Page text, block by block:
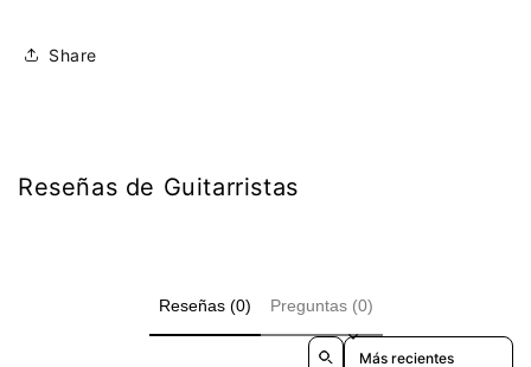
Share
Reseñas de Guitarristas
Reseñas (0) Preguntas (0)
Sort reviews by